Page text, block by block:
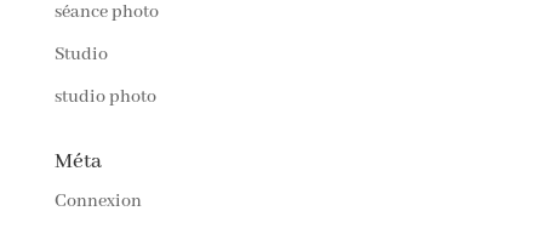
séance photo
Studio
studio photo
Méta
Connexion